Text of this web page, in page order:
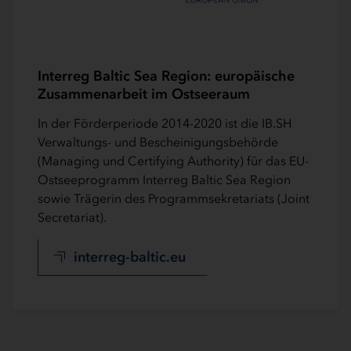
Interreg Baltic Sea Region: europäische
Zusammenarbeit im Ostseeraum
In der Förderperiode 2014-2020 ist die IB.SH
Verwaltungs- und Bescheinigungsbehörde
(Managing und Certifying Authority) für das EU-
Ostseeprogramm Interreg Baltic Sea Region
sowie Trägerin des Programmsekretariats (Joint
Secretariat).
interreg-baltic.eu